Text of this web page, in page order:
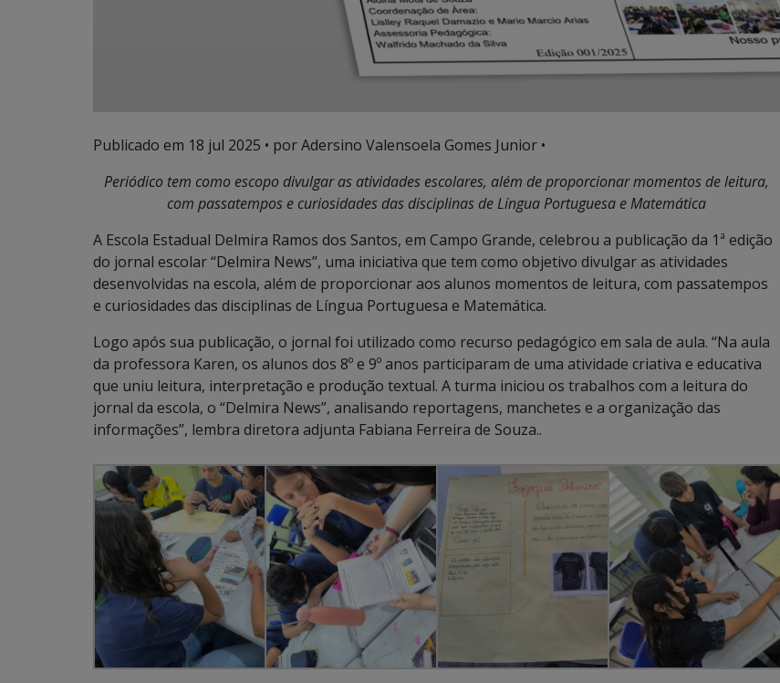
Publicado em 18 jul 2025 • por Adersino Valensoela Gomes Junior •
Periódico tem como escopo divulgar as atividades escolares, além de proporcionar momentos de leitura,
com passatempos e curiosidades das disciplinas de Língua Portuguesa e Matemática
A Escola Estadual Delmira Ramos dos Santos, em Campo Grande, celebrou a publicação da 1ª edição
do jornal escolar “Delmira News”, uma iniciativa que tem como objetivo divulgar as atividades
desenvolvidas na escola, além de proporcionar aos alunos momentos de leitura, com passatempos
e curiosidades das disciplinas de Língua Portuguesa e Matemática.
Logo após sua publicação, o jornal foi utilizado como recurso pedagógico em sala de aula. “Na aula
da professora Karen, os alunos dos 8º e 9º anos participaram de uma atividade criativa e educativa
que uniu leitura, interpretação e produção textual. A turma iniciou os trabalhos com a leitura do
jornal da escola, o “Delmira News”, analisando reportagens, manchetes e a organização das
informações”, lembra diretora adjunta Fabiana Ferreira de Souza..